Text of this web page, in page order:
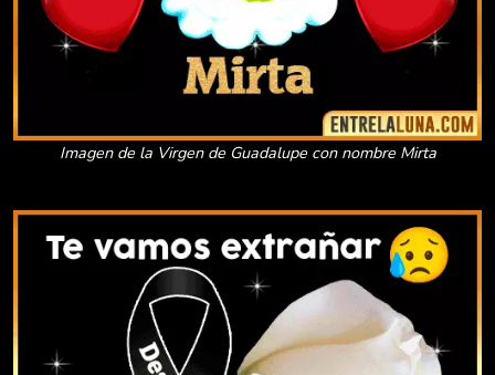
Imagen de la Virgen de Guadalupe con nombre Mirta